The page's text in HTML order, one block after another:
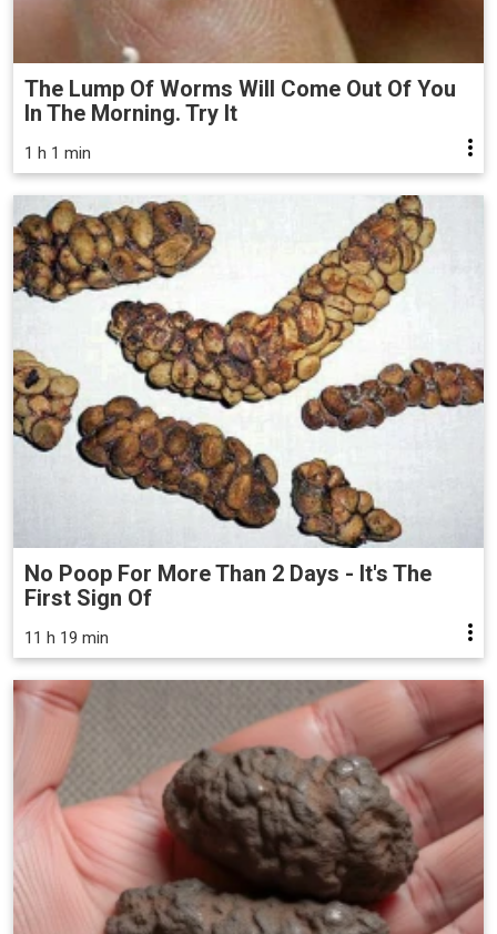
The Lump Of Worms Will Come Out Of You
In The Morning. Try It
1 h 1 min
No Poop For More Than 2 Days - It's The
First Sign Of
11 h 19 min